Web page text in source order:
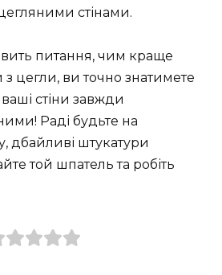
стінами.
питання, чим краще
з цегли, ви точно знатимете
стіни завжди
Раді будьте на
дбайливі штукатури
той шпатель та робіть